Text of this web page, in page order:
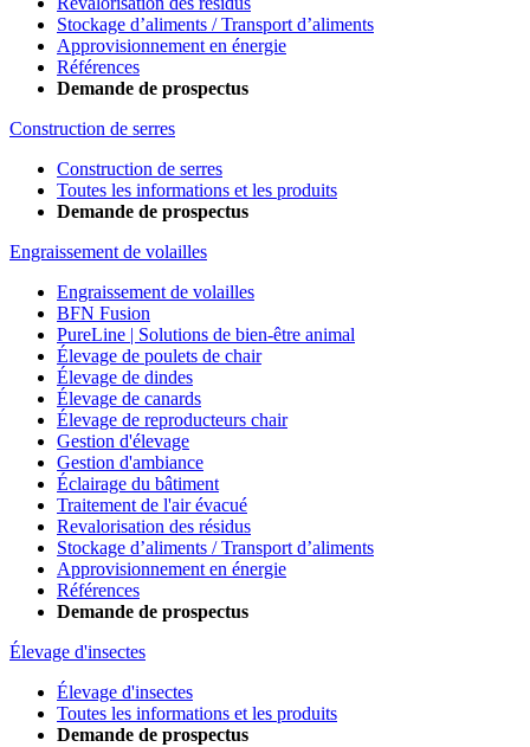
Stockage d’aliments / Transport d’aliments
Approvisionnement en énergie
Références
Demande de prospectus
Construction de serres
Construction de serres
Toutes les informations et les produits
Demande de prospectus
Engraissement de volailles
Engraissement de volailles
BFN Fusion
PureLine | Solutions de bien-être animal
Élevage de poulets de chair
Élevage de dindes
Élevage de canards
Élevage de reproducteurs chair
Gestion d'élevage
Gestion d'ambiance
Éclairage du bâtiment
Traitement de l'air évacué
Revalorisation des résidus
Stockage d’aliments / Transport d’aliments
Approvisionnement en énergie
Références
Demande de prospectus
Élevage d'insectes
Élevage d'insectes
Toutes les informations et les produits
Demande de prospectus